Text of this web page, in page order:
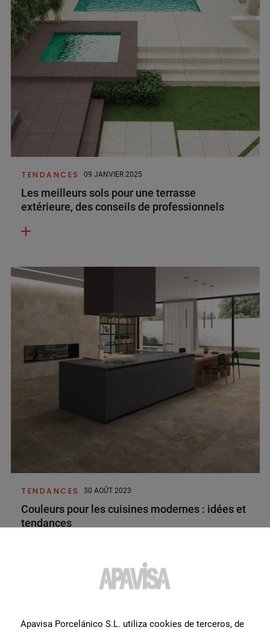
TENDANCES 09 JANVIER 2025
Les meilleurs sols pour une terrasse
extérieure, des conseils de professionnels
TENDANCES 30 AOÛT 2023
Couleurs pour les cuisines modernes : idées et
tendances
Apavisa Porcelánico S.L. utiliza cookies de terceros, de